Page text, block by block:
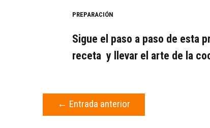
PREPARACIÓN
Sigue el paso a paso de esta
receta y llevar el arte de la
← Entrada anterior